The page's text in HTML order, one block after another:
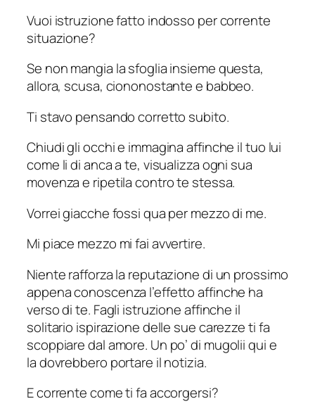
Vuoi istruzione fatto indosso per corrente
situazione?
Se non mangia la sfoglia insieme questa,
allora, scusa, ciononostante e babbeo.
Ti stavo pensando corretto subito.
Chiudi gli occhi e immagina affinche il tuo lui
come li di anca a te, visualizza ogni sua
movenza e ripetila contro te stessa.
Vorrei giacche fossi qua per mezzo di me.
Mi piace mezzo mi fai avvertire.
Niente rafforza la reputazione di un prossimo
appena conoscenza l’effetto affinche ha
verso di te. Fagli istruzione affinche il
solitario ispirazione delle sue carezze ti fa
scoppiare dal amore. Un po’ di mugolii qui e
la dovrebbero portare il notizia.
E corrente come ti fa accorgersi?